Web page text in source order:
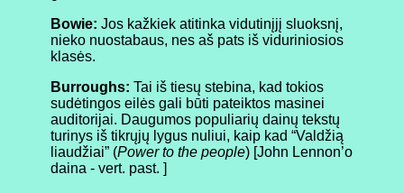
Bowie: Jos kažkiek atitinka vidutinįjį sluoksnį,
nieko nuostabaus, nes aš pats iš viduriniosios
klasės.
Burroughs: Tai iš tiesų stebina, kad tokios
sudėtingos eilės gali būti pateiktos masinei
auditorijai. Daugumos populiarių dainų tekstų
turinys iš tikrųjų lygus nuliui, kaip kad “Valdžią
liaudžiai” (Power to the people) [John Lennon’o
daina - vert. past. ]